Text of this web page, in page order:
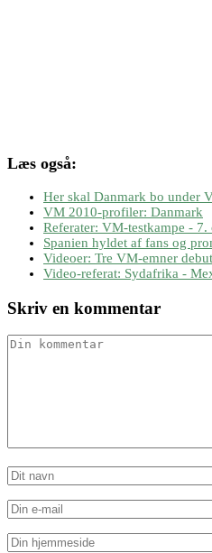
Læs også:
Her skal Danmark bo under
VM 2010-profiler: Danmark
Referater: VM-testkampe -
Spanien hyldet af fans og
Videoer: Tre VM-emner
Video-referat: Sydafrika -
Skriv en kommentar